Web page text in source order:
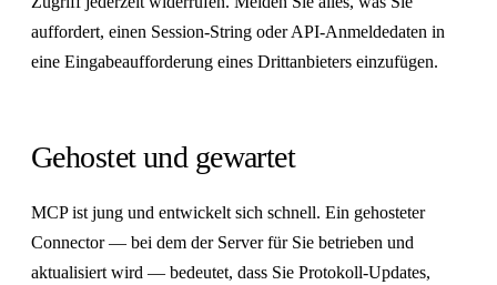
auffordert, einen Session-String oder API-Anmeldedaten in
eine Eingabeaufforderung eines Drittanbieters einzufügen.
Gehostet und gewartet
MCP ist jung und entwickelt sich schnell. Ein gehosteter
Connector — bei dem der Server für Sie betrieben und
aktualisiert wird — bedeutet, dass Sie Protokoll-Updates,